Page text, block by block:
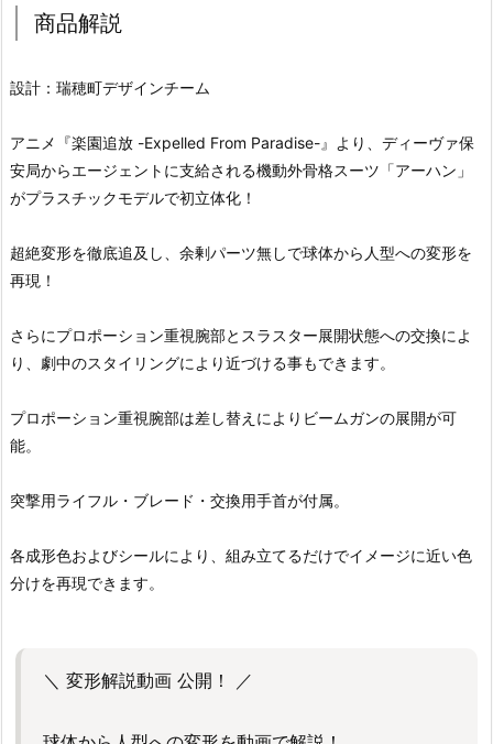
商品解説
設計：瑞穂町デザインチーム
アニメ『楽園追放 -Expelled From Paradise-』より、ディーヴァ保
安局からエージェントに支給される機動外骨格スーツ「アーハン」
がプラスチックモデルで初立体化！
超絶変形を徹底追及し、余剰パーツ無しで球体から人型への変形を
再現！
さらにプロポーション重視腕部とスラスター展開状態への交換によ
り、劇中のスタイリングにより近づける事もできます。
プロポーション重視腕部は差し替えによりビームガンの展開が可
能。
突撃用ライフル・ブレード・交換用手首が付属。
各成形色およびシールにより、組み立てるだけでイメージに近い色
分けを再現できます。
＼ 変形解説動画 公開！ ／